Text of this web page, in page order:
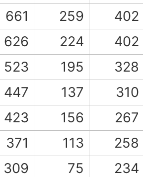
661 259
402
626 224
402
523 195
328
447 137
310
423 156
267
371 113
258
309 75
234